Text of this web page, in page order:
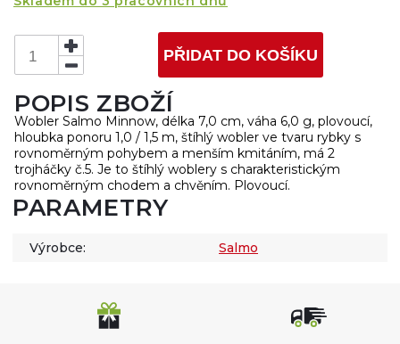
PŘIDAT DO KOŠÍKU
POPIS ZBOŽÍ
Wobler Salmo Minnow, délka 7,0 cm, váha 6,0 g, plovoucí,
hloubka ponoru 1,0 / 1,5 m, štíhlý wobler ve tvaru rybky s
rovnoměrným pohybem a menším kmitáním, má 2
trojháčky č.5. Je to štíhlý woblery s charakteristickým
rovnoměrným chodem a chvěním. Plovoucí.
PARAMETRY
Výrobce: Salmo